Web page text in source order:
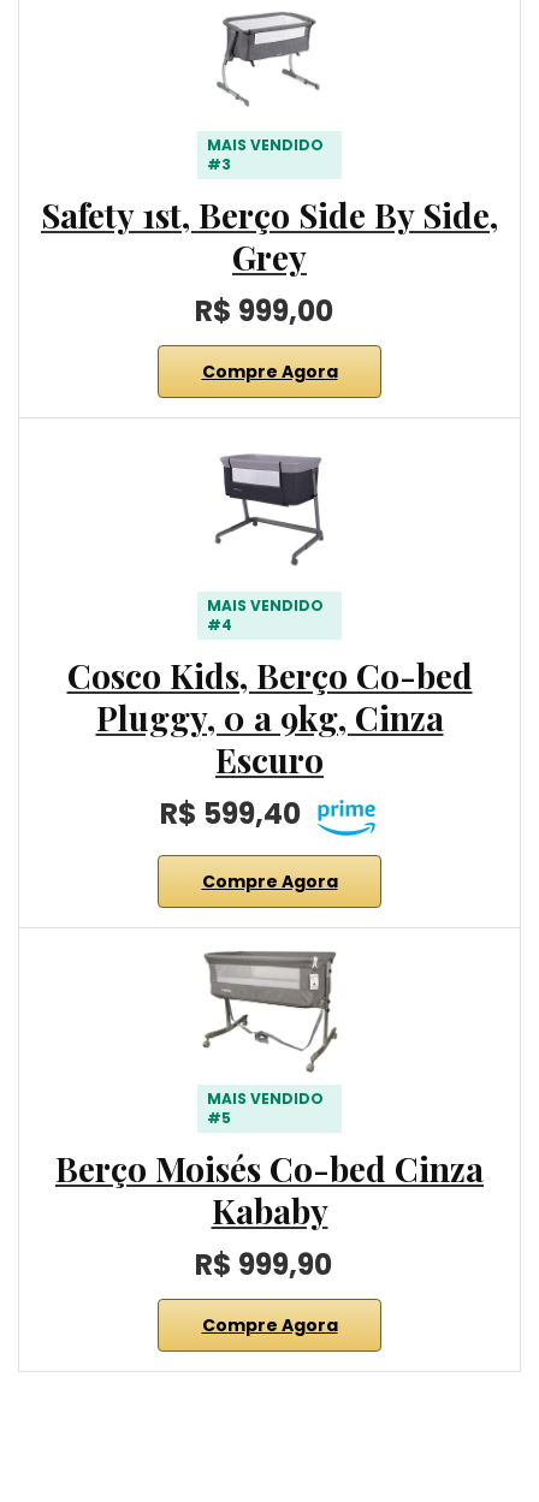
MAIS VENDIDO
#3
Safety 1st, Berço Side By Side,
Grey
R$ 999,00
Compre Agora
MAIS VENDIDO
#4
Cosco Kids, Berço Co-bed
Pluggy, 0 a 9kg, Cinza
Escuro
R$ 599,40
Compre Agora
MAIS VENDIDO
#5
Berço Moisés Co-bed Cinza
Kababy
R$ 999,90
Compre Agora